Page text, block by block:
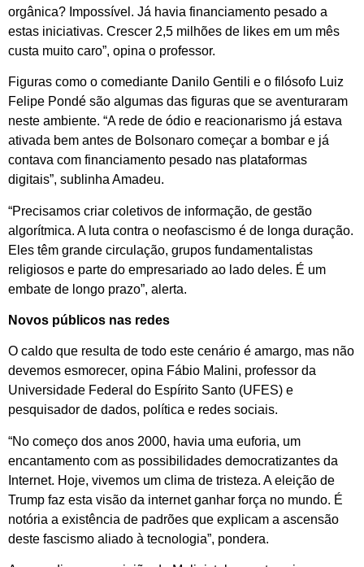
orgânica? Impossível. Já havia financiamento pesado a
estas iniciativas. Crescer 2,5 milhões de likes em um mês
custa muito caro”, opina o professor.
Figuras como o comediante Danilo Gentili e o filósofo Luiz
Felipe Pondé são algumas das figuras que se aventuraram
neste ambiente. “A rede de ódio e reacionarismo já estava
ativada bem antes de Bolsonaro começar a bombar e já
contava com financiamento pesado nas plataformas
digitais”, sublinha Amadeu.
“Precisamos criar coletivos de informação, de gestão
algorítmica. A luta contra o neofascismo é de longa duração.
Eles têm grande circulação, grupos fundamentalistas
religiosos e parte do empresariado ao lado deles. É um
embate de longo prazo”, alerta.
Novos públicos nas redes
O caldo que resulta de todo este cenário é amargo, mas não
devemos esmorecer, opina Fábio Malini, professor da
Universidade Federal do Espírito Santo (UFES) e
pesquisador de dados, política e redes sociais.
“No começo dos anos 2000, havia uma euforia, um
encantamento com as possibilidades democratizantes da
Internet. Hoje, vivemos um clima de tristeza. A eleição de
Trump faz esta visão da internet ganhar força no mundo. É
notória a existência de padrões que explicam a ascensão
deste fascismo aliado à tecnologia”, pondera.